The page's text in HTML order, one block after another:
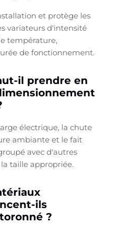
et protège les
variateurs d'intensité
température,
de fonctionnement.
il prendre en
électrique, la chute
ambiante et le fait
avec d'autres
taille appropriée.
ils
?